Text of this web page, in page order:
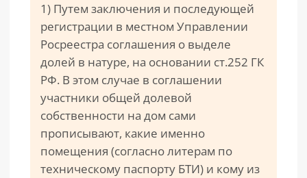
1) Путем заключения и последующей
регистрации в местном Управлении
Росреестра соглашения о выделе
долей в натуре, на основании ст.252 ГК
РФ. В этом случае в соглашении
участники общей долевой
собственности на дом сами
прописывают, какие именно
помещения (согласно литерам по
техническому паспорту БТИ) и кому из